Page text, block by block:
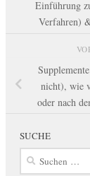
Einführung
Verfahren)
nicht), wie
oder nach
SUCHE
Suchen
nach: